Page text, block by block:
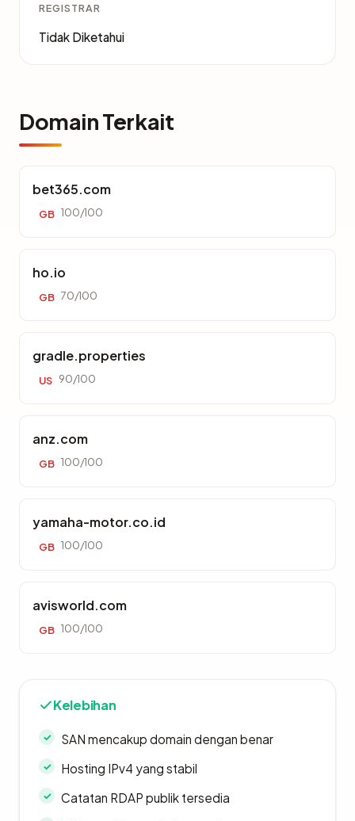
REGISTRAR
Tidak Diketahui
Domain Terkait
bet365.com
GB 100/100
ho.io
GB 70/100
gradle.properties
US 90/100
anz.com
GB 100/100
yamaha-motor.co.id
GB 100/100
avisworld.com
GB 100/100
Kelebihan
SAN mencakup domain dengan benar
Hosting IPv4 yang stabil
Catatan RDAP publik tersedia